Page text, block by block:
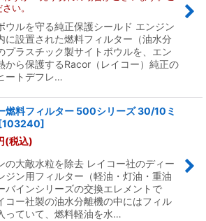
い。
ウルを守る純正保護シールド エンジン
に設置された燃料フィルター（油水分
プラスチック製サイトボウルを、エン
から保護するRacor（レイコー）純正の
ートデフレ…
燃料フィルター 500シリーズ 30/10ミ
103240]
(税込)
の大敵水粒を除去 レイコー社のディー
ジン用フィルター（軽油・灯油・重油
バインシリーズの交換エレメントで
コー社製の油水分離機の中にはフィル
っていて、燃料軽油を水…